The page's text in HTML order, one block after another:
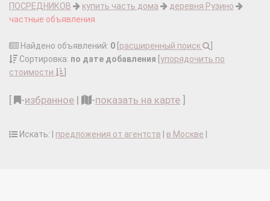
ПОСРЕДНИКОВ
купить часть дома
деревня Рузино
частные объявления
Найдено объявлений: 0 расширенный поиск
Сортировка: по дате добавления упорядочить по
стоимости
-избранное | -показать на карте
Искать: | предложения от агентств в Москве